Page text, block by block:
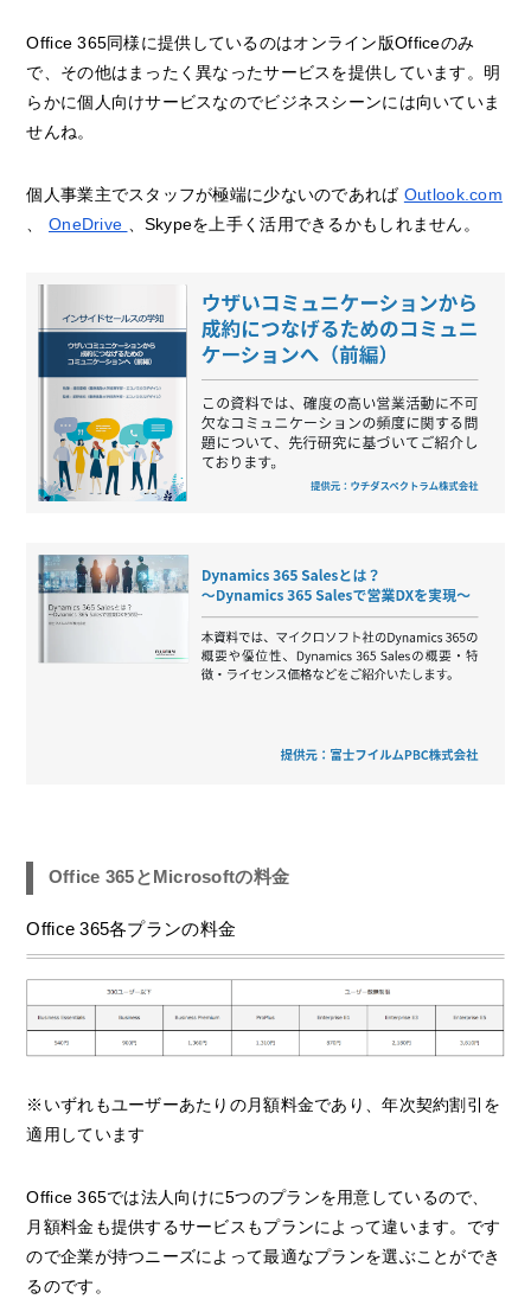
Office 365同様に提供しているのはオンライン版Officeのみ
で、その他はまったく異なったサービスを提供しています。明
らかに個人向けサービスなのでビジネスシーンには向いていま
せんね。
個人事業主でスタッフが極端に少ないのであれば Outlook.com
OneDrive 、Skypeを上手く活用できるかもしれません。
Office 365とMicrosoftの料金
Office 365各プランの料金
※いずれもユーザーあたりの月額料金であり、年次契約割引を
適用しています
Office 365では法人向けに5つのプランを用意しているので、
月額料金も提供するサービスもプランによって違います。です
ので企業が持つニーズによって最適なプランを選ぶことができ
るのです。